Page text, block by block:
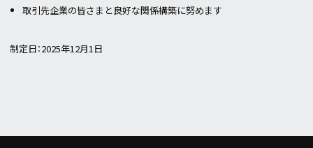
取引先企業の皆さまと良好な関係構築に努めます
制定日：2025年12月1日